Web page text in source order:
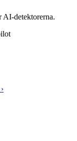
detektorerna.
›